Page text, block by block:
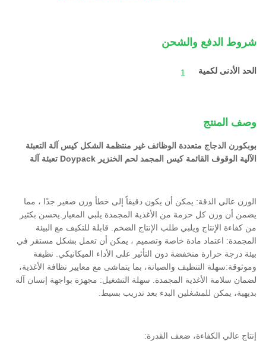
شروط الدفع والشحن
الحد الأدنى لكمية 1
وصف المنتج
بوبكورن الدجاج متعددة الوظائف غير منتظمة الشكل كيس آلة التعبئة
الآلية الوقوف القائمة كيس المجمد لحم الخنزير Doypack تعبئة آلة
الوزن عالي الدقة: يمكن أن يكون دقيقاً إلى خطأ وزن صغير جدًا ، مما
يضمن أن وزن كل حزمة من الأغذية المجمدة يلبي المعيار.يحسن بكثير
من كفاءة الإنتاج ويلبي طلب الإنتاج الضخم. قابلة للتكيف مع البيئة
المجمدة: اعتماد مادة خاصة وتصميم ، يمكن أن تعمل بشكل مستقر في
بيئة درجة حرارة منخفضة دون التأثير على الأداء الميكانيكي. نظيفة
وموثوقة:سهلة التنظيف والصيانة، بما يتماشى مع معايير نظافة الأغذية،
لضمان سلامة الأغذية المجمدة. سهلة التشغيل: مجهزة بواجهة إنسان آلة
بديهية، يمكن للمشغلين البدء بعد تدريب بسيط.
إنتاج عالي الكفاءة، ضعف القدرة: